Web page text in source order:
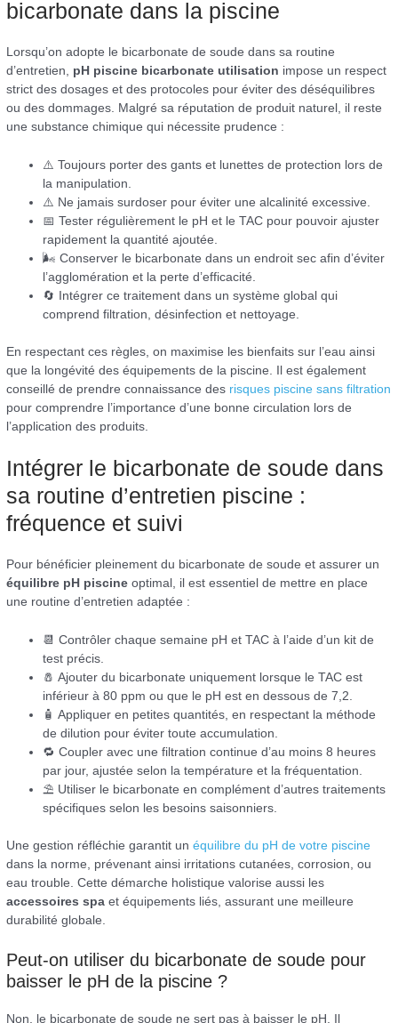
bicarbonate dans la piscine
Lorsqu’on adopte le bicarbonate de soude dans sa routine
d’entretien, pH piscine bicarbonate utilisation impose un respect
strict des dosages et des protocoles pour éviter des déséquilibres
ou des dommages. Malgré sa réputation de produit naturel, il reste
une substance chimique qui nécessite prudence :
⚠️ Toujours porter des gants et lunettes de protection lors de
la manipulation.
⚠️ Ne jamais surdoser pour éviter une alcalinité excessive.
📅 Tester régulièrement le pH et le TAC pour pouvoir ajuster
rapidement la quantité ajoutée.
🌬️ Conserver le bicarbonate dans un endroit sec afin d’éviter
l’agglomération et la perte d’efficacité.
🔄 Intégrer ce traitement dans un système global qui
comprend filtration, désinfection et nettoyage.
En respectant ces règles, on maximise les bienfaits sur l’eau ainsi
que la longévité des équipements de la piscine. Il est également
conseillé de prendre connaissance des risques piscine sans filtration
pour comprendre l’importance d’une bonne circulation lors de
l’application des produits.
Intégrer le bicarbonate de soude dans
sa routine d’entretien piscine :
fréquence et suivi
Pour bénéficier pleinement du bicarbonate de soude et assurer un
équilibre pH piscine optimal, il est essentiel de mettre en place
une routine d’entretien adaptée :
📆 Contrôler chaque semaine pH et TAC à l’aide d’un kit de
test précis.
🧂 Ajouter du bicarbonate uniquement lorsque le TAC est
inférieur à 80 ppm ou que le pH est en dessous de 7,2.
🧴 Appliquer en petites quantités, en respectant la méthode
de dilution pour éviter toute accumulation.
🔁 Coupler avec une filtration continue d’au moins 8 heures
par jour, ajustée selon la température et la fréquentation.
⛱️ Utiliser le bicarbonate en complément d’autres traitements
spécifiques selon les besoins saisonniers.
Une gestion réfléchie garantit unéquilibre du pH de votre piscine
dans la norme, prévenant ainsi irritations cutanées, corrosion, ou
eau trouble. Cette démarche holistique valorise aussi les
accessoires spa et équipements liés, assurant une meilleure
durabilité globale.
Peut-on utiliser du bicarbonate de soude pour
baisser le pH de la piscine ?
Non, le bicarbonate de soude ne sert pas à baisser le pH. Il